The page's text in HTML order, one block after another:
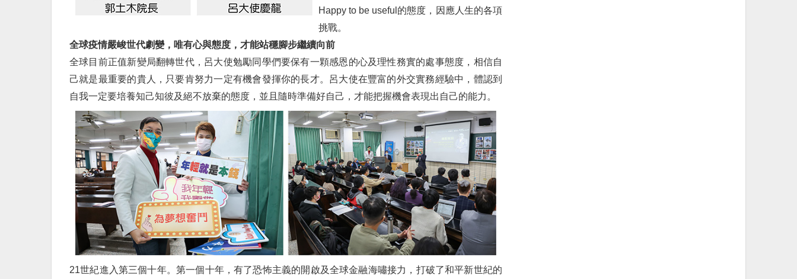
Happy to be useful的態度，因應人生的各項
挑戰。
全球疫情嚴峻世代劇變，唯有心與態度， 才能站穩腳步繼續向前
全球目前正值新變局翻轉世代，呂大使勉勵同學們要保有一顆感恩的心及理性務實的處事態度，相信自
己就是最重要的貴人，只要肯努力一定有機會發揮你的長才。呂大使在豐富的外交實務經驗中，體認到
自我一定要培養知己知彼及絕不放棄的態度，並且隨時準備好自己，才能把握機會表現出自己的能力。
21世紀進入第三個十年。第一個十年，有了恐怖主義的開啟及全球金融海嘯接力，打破了和平新世紀的